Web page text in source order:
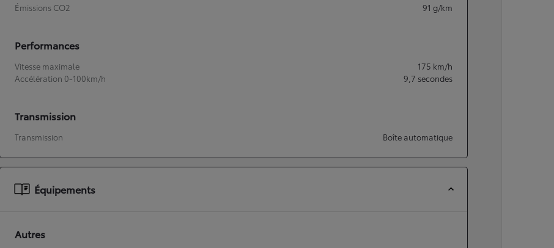
Nouvelle Yaris Cross
Disponible prochainement
Émissions CO2
91 g/km
Performances
Vitesse maximale 175 km/h
Accélération 0-100km/h
9,7 secondes
Transmission
Transmission Boîte automatique
Équipements
Autres